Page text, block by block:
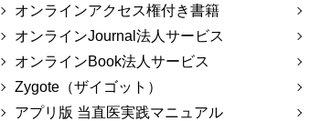
オンラインアクセス権付き書籍
オンラインJournal法人サービス
オンラインBook法人サービス
Zygote（ザイゴット）
アプリ版 当直医実践マニュアル